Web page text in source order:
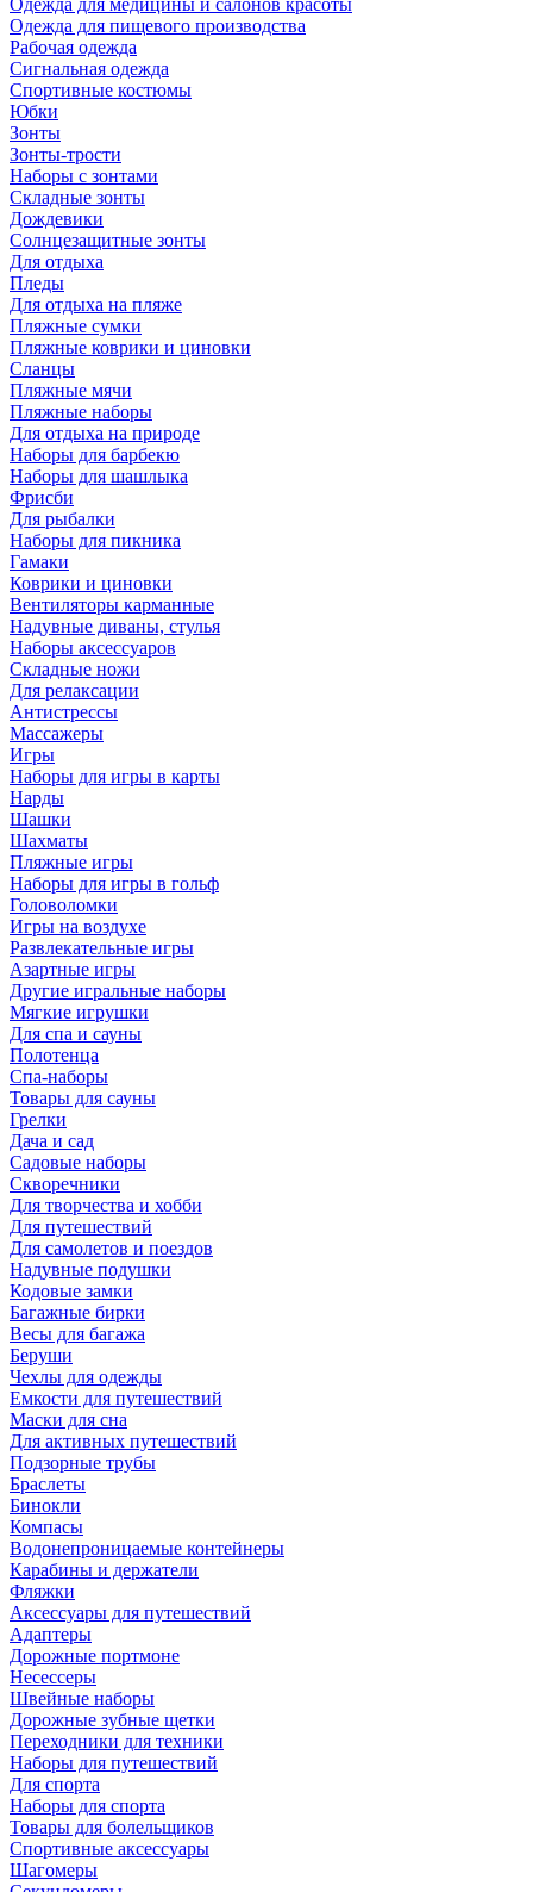
Одежда для медицины и салонов красоты
Одежда для пищевого производства
Рабочая одежда
Сигнальная одежда
Спортивные костюмы
Юбки
Зонты
Зонты-трости
Наборы с зонтами
Складные зонты
Дождевики
Солнцезащитные зонты
Для отдыха
Пледы
Для отдыха на пляже
Пляжные сумки
Пляжные коврики и циновки
Сланцы
Пляжные мячи
Пляжные наборы
Для отдыха на природе
Наборы для барбекю
Наборы для шашлыка
Фрисби
Для рыбалки
Наборы для пикника
Гамаки
Коврики и циновки
Вентиляторы карманные
Надувные диваны, стулья
Наборы аксессуаров
Складные ножи
Для релаксации
Антистрессы
Массажеры
Игры
Наборы для игры в карты
Нарды
Шашки
Шахматы
Пляжные игры
Наборы для игры в гольф
Головоломки
Игры на воздухе
Развлекательные игры
Азартные игры
Другие игральные наборы
Мягкие игрушки
Для спа и сауны
Полотенца
Спа-наборы
Товары для сауны
Грелки
Дача и сад
Садовые наборы
Скворечники
Для творчества и хобби
Для путешествий
Для самолетов и поездов
Надувные подушки
Кодовые замки
Багажные бирки
Весы для багажа
Беруши
Чехлы для одежды
Емкости для путешествий
Маски для сна
Для активных путешествий
Подзорные трубы
Браслеты
Бинокли
Компасы
Водонепроницаемые контейнеры
Карабины и держатели
Фляжки
Аксессуары для путешествий
Адаптеры
Дорожные портмоне
Несессеры
Швейные наборы
Дорожные зубные щетки
Переходники для техники
Наборы для путешествий
Для спорта
Наборы для спорта
Товары для болельщиков
Спортивные аксессуары
Шагомеры